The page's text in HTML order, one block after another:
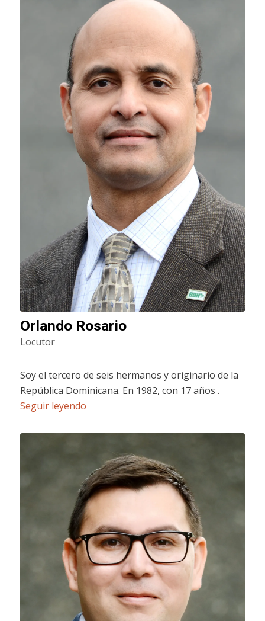
Orlando Rosario
Locutor
Soy el tercero de seis hermanos y originario de la
República Dominicana. En 1982, con 17 años .
Seguir leyendo